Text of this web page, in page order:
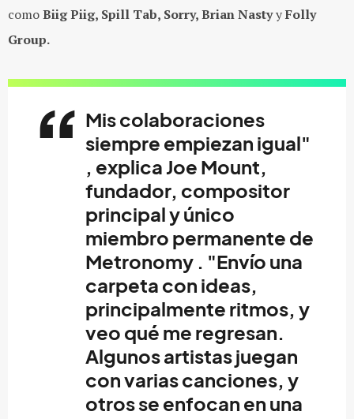
comoBiig Piig, Spill Tab, Sorry, Brian NastyyFolly
Group.
Mis colaboraciones
siempre empiezan igual"
, explica Joe Mount,
fundador, compositor
principal y único
miembro permanente de
Metronomy . "Envío una
carpeta con ideas,
principalmente ritmos, y
veo qué me regresan.
Algunos artistas juegan
con varias canciones, y
otros se enfocan en una